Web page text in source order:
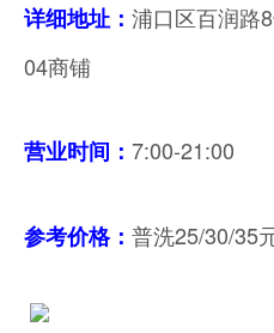
详细地址： 浦口区百润路
04商铺
营业时间： 7:00-21:00
参考价格： 普洗25/30/35